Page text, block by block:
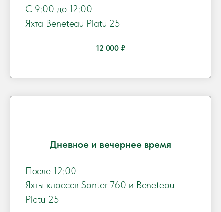
C 9:00 до 12:00
Яхта Beneteau Platu 25
12 000 ₽
Дневное и вечернее время
После 12:00
Яхты классов Santer 760 и Beneteau
Platu 25